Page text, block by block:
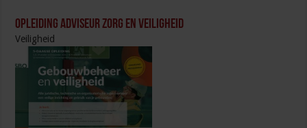
Opleiding Adviseur zorg en veiligheid
Veiligheid